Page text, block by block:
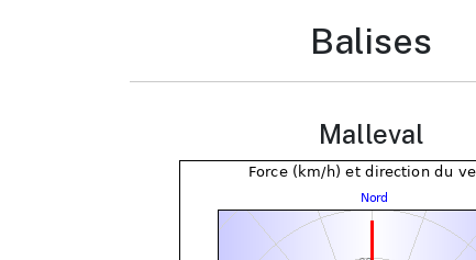
Balises
Malleval